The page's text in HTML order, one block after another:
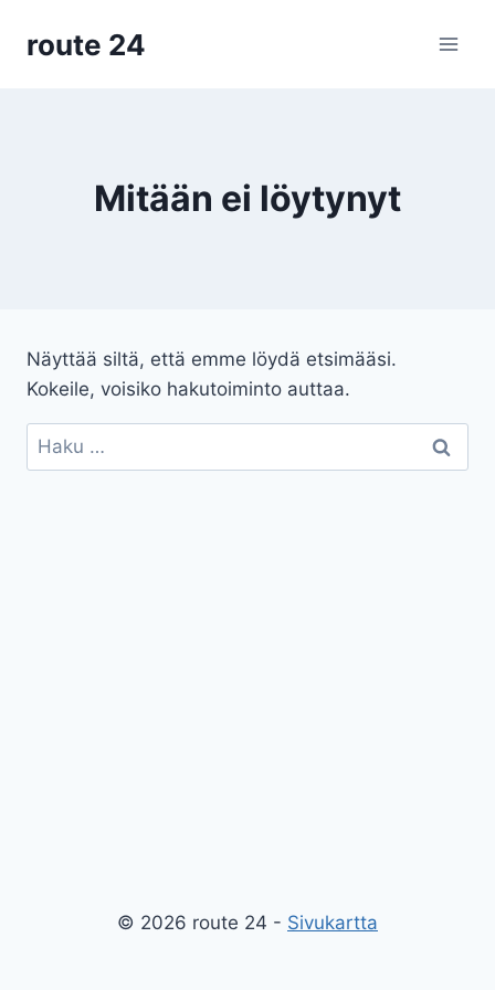
sisältöön
route 24
Mitään ei löytynyt
Näyttää siltä, että emme löydä etsimääsi.
Kokeile, voisiko hakutoiminto auttaa.
Haku:
© 2026 route 24 - Sivukartta